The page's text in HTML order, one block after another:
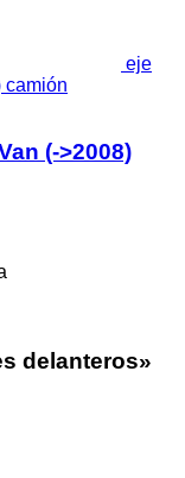
eje
camión
(->2008)
delanteros»